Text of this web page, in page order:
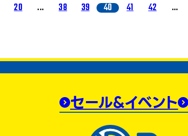
20 ... 38 39 40 41 42 ...
セール&イベント